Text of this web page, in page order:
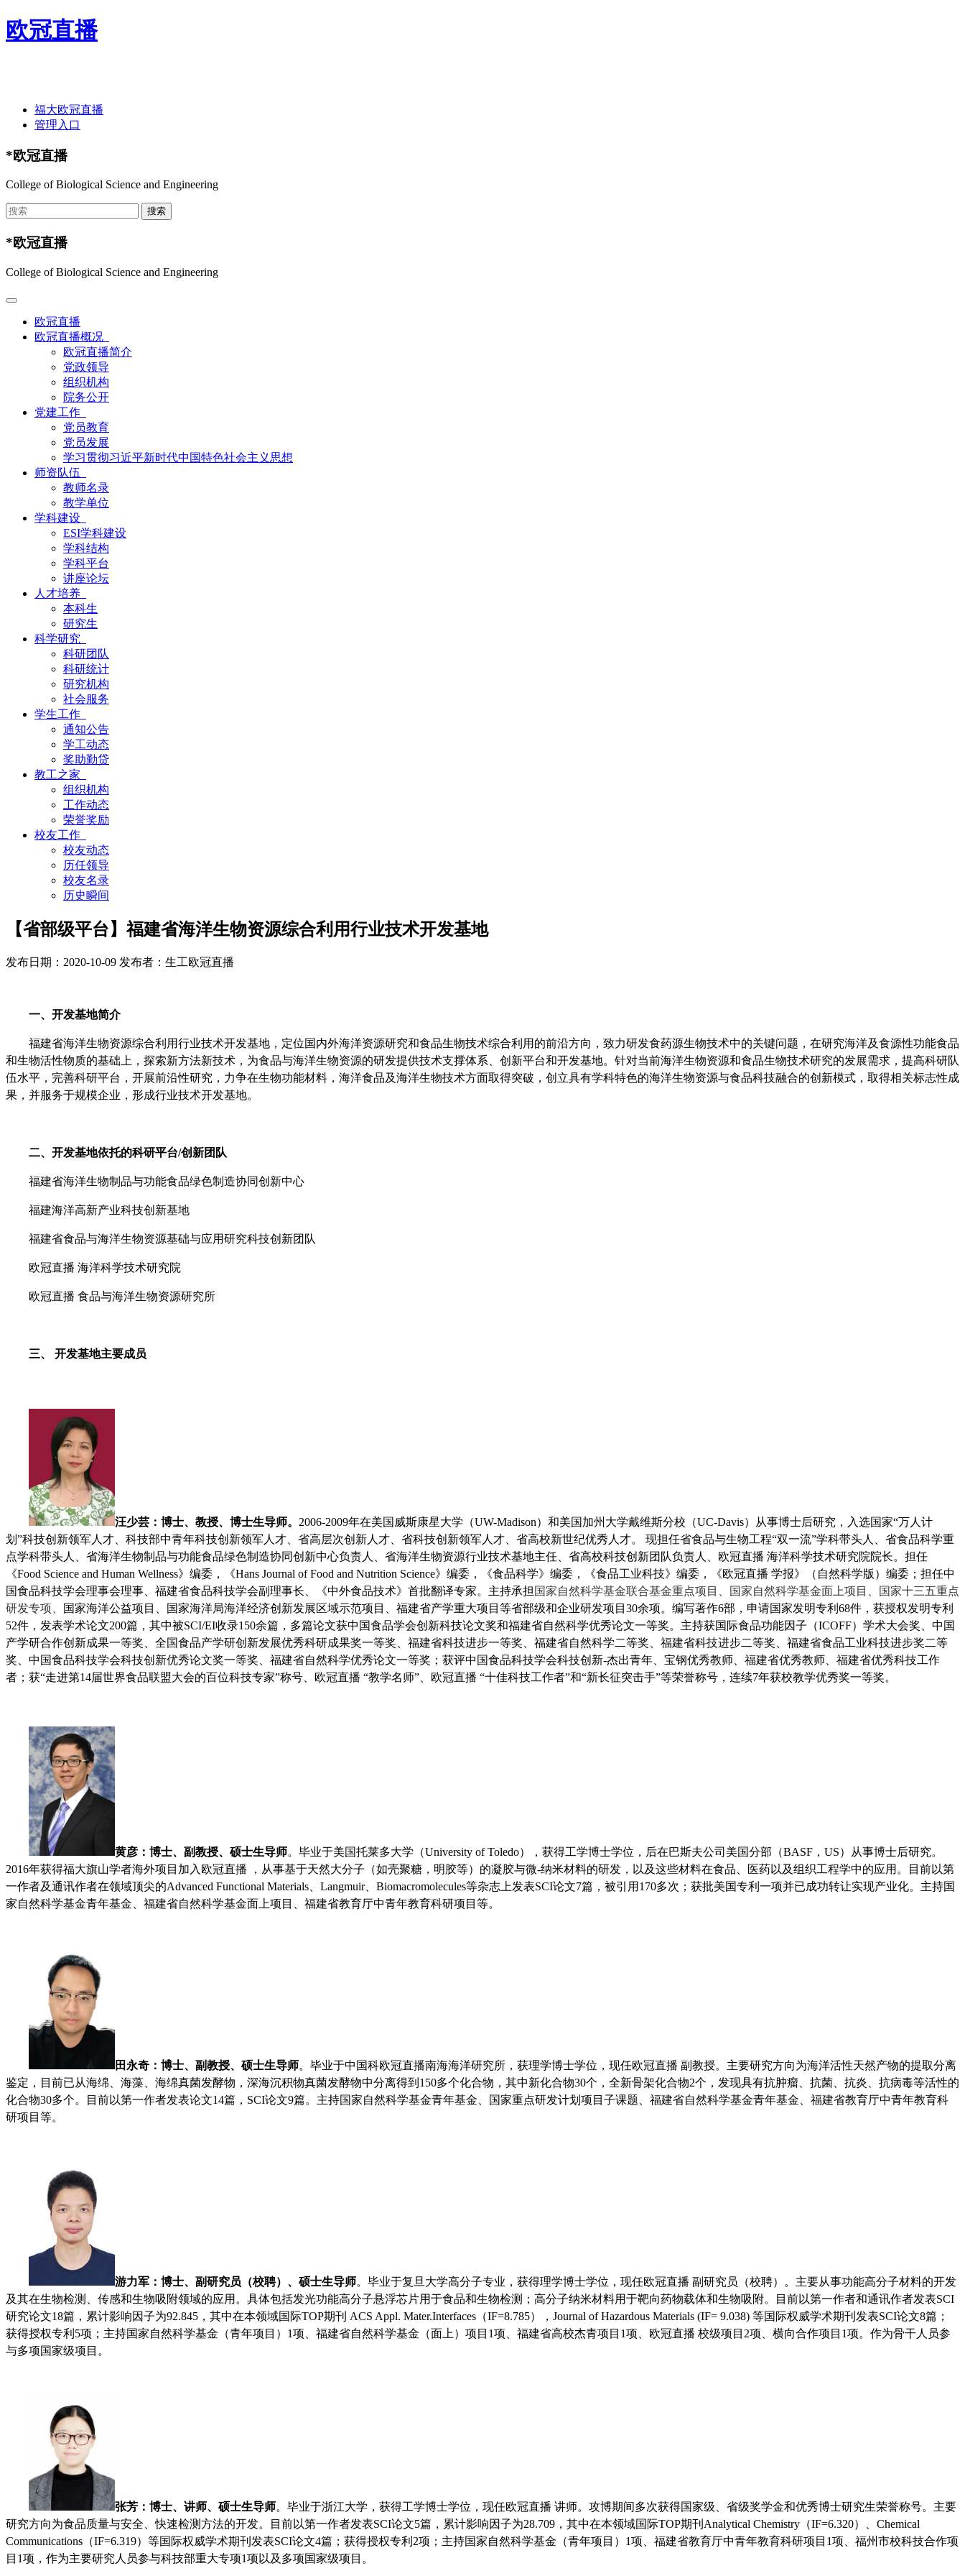
欧冠直播
福大欧冠直播
管理入口
*欧冠直播
College of Biological Science and Engineering
*欧冠直播
College of Biological Science and Engineering
欧冠直播
欧冠直播概况
欧冠直播简介
党政领导
组织机构
院务公开
党建工作
党员教育
党员发展
学习贯彻习近平新时代中国特色社会主义思想
师资队伍
教师名录
教学单位
学科建设
ESI学科建设
学科结构
学科平台
讲座论坛
人才培养
本科生
研究生
科学研究
科研团队
科研统计
研究机构
社会服务
学生工作
通知公告
学工动态
奖助勤贷
教工之家
组织机构
工作动态
荣誉奖励
校友工作
校友动态
历任领导
校友名录
历史瞬间
【省部级平台】福建省海洋生物资源综合利用行业技术开发基地
发布日期：2020-10-09 发布者：生工欧冠直播
一、开发基地简介
福建省海洋生物资源综合利用行业技术开发基地，定位国内外海洋资源研究和食品生物技术综合利用的前沿方向，致力研发食药源生物技术中的关键问题，在研究海洋及食源性功能食品
和生物活性物质的基础上，探索新方法新技术，为食品与海洋生物资源的研发提供技术支撑体系、创新平台和开发基地。针对当前海洋生物资源和食品生物技术研究的发展需求，提高科研队
伍水平，完善科研平台，开展前沿性研究，力争在生物功能材料，海洋食品及海洋生物技术方面取得突破，创立具有学科特色的海洋生物资源与食品科技融合的创新模式，取得相关标志性成
果，并服务于规模企业，形成行业技术开发基地。
二、开发基地依托的科研平台/创新团队
福建省海洋生物制品与功能食品绿色制造协同创新中心
福建海洋高新产业科技创新基地
福建省食品与海洋生物资源基础与应用研究科技创新团队
欧冠直播 海洋科学技术研究院
欧冠直播 食品与海洋生物资源研究所
三、 开发基地主要成员
汪少芸 ： 博士、 教授、 博士生导师。 2006-2009年在美国威斯康星大学（UW-Madison）和美国加州大学戴维斯分校（UC-Davis）从事博士后研究，入选国家“万人计
划”科技创新领军人才、科技部中青年科技创新领军人才、省高层次创新人才、省科技创新领军人才、省高校新世纪优秀人才。 现担任省食品与生物工程“双一流”学科带头人、省食品科学重
点学科带头人、省海洋生物制品与功能食品绿色制造协同创新中心负责人、省海洋生物资源行业技术基地主任、省高校科技创新团队负责人、欧冠直播 海洋科学技术研究院院长。 担任
《Food Science and Human Wellness》编委，《Hans Journal of Food and Nutrition Science》编委，《食品科学》编委，
《食品工业科技》编委 ， 《欧冠直播 学报》（自然科学版）编委 ； 担任中
国食品科技学会理事会理事、 福建省食品科技学会副理事长、 《中外食品技术》首批翻译专家。 主持承担 国家自然科学基金联合基金重点项目、国家自然科学基金面上项目、国家十三五重点
研发专项、
国家海洋公益项目、国家海洋局海洋经济创新发展区域示范项目、福建省产学重大项目等省部级和企业研发项目30余项。 编写著作6部，申请国家发明专利 68件 ，获授权发明专利
52件 ，发表学术论文200篇，其中被SCI/EI收录150余篇，多篇论文获中国食品学会创新科技论文奖和福建省自然科学优秀论文一等奖。主持获国际食品功能因子（ICOFF）学术大会奖、 中国
产学研合作创新成果一等奖、 全国食品产学研创新发展优秀科研成果奖一等奖、福建省科技进步一等奖、福建省自然科学二等奖、福建省科技进步二等奖、 福建省食品工业科技进步奖二等
奖、 中国食品科技学会科技创新优秀论文奖一等奖、福建省自然科学优秀论文一等奖 ；获评中国食品科技学会科技创新-杰出青年、宝钢优秀教师、福建省优秀教师、福建省优秀科技工作
者； 获“走进第14届世界食品联盟大会的百位科技专家”称号 欧冠直播 “教学名师” 欧冠直播 “十佳科技工作者”和“新长征突击手”等荣誉称号，连续7年获校教学优秀奖一等奖。
黄彦：博士、副教授、硕士生导师。 毕业于美国托莱多大学（University of Toledo），获得工学博士学位，后在巴斯夫公司美国分部（BASF，US）从事博士后研究。
2016年获得福大旗山学者海外项目加入欧冠直播 ，从事基于天然大分子（如壳聚糖，明胶等）的凝胶与微-纳米材料的研发，以及这些材料在食品、医药以及组织工程学中的应用。目前以第
一作者及通讯作者在领域顶尖的Advanced Functional Materials、Langmuir、Biomacromolecules等杂志上发表SCI论文7篇，被引用170多次；获批美国专利一项并已成功转让实现产业化。主持国
家自然科学基金青年基金、福建省自然科学基金面上项目、福建省教育厅中青年教育科研项目等。
田永奇 ： 博士、副教授、硕士生导师。 毕业于中国科欧冠直播南海海洋研究所，获理学博士学位，现任欧冠直播 副教授。主要研究方向为海洋活性天然产物的提取分离
鉴定，目前已从海绵、海藻、海绵真菌发酵物，深海沉积物真菌发酵物中分离得到150多个化合物，其中新化合物30个，全新骨架化合物2个，发现具有抗肿瘤、抗菌、抗炎、抗病毒等活性的
化合物30多个。目前以第一作者发表论文14篇，SCI论文9篇。主持国家自然科学基金青年基金、国家重点研发计划项目子课题、福建省自然科学基金青年基金、福建省教育厅中青年教育科
研项目等。
游力军 ： 博士、副研究员（校聘）、硕士生导师。毕业于复旦大学高分子专业，获得理学博士学位，现任欧冠直播 副研究员（校聘）。主要从事功能高分子材料的开发
及其在生物检测、传感和生物吸附领域的应用。具体包括发光功能高分子悬浮芯片用于食品和生物检测；高分子纳米材料用于靶向药物载体和生物吸附。目前以第一作者和通讯作者发表SCI
研究论文18篇，累计影响因子为92.845，其中在本领域国际TOP期刊 ACS Appl. Mater.Interfaces（IF=8.785），Journal of Hazardous Materials (IF= 9.038) 等国际权威学术期刊发表SCI论文8篇；
获得授权专利5项；主持国家自然科学基金（青年项目）1项、福建省自然科学基金（面上）项目1项、福建省高校杰青项目1项、欧冠直播 校级项目2项、横向合作项目1项。作为骨干人员参
与多项国家级项目。
张芳 ： 博士、讲师、硕士生导师。 毕业于浙江大学，获得工学博士学位，现任欧冠直播 讲师。攻博期间多次获得国家级、省级奖学金和优秀博士研究生荣誉称号。主要
研究方向为食品质量与安全、快速检测方法的开发。目前以第一作者发表SCI论文5篇，累计影响因子为28.709，其中在本领域国际TOP期刊Analytical Chemistry（IF=6.320）、Chemical
Communications（IF=6.319）等国际权威学术期刊发表SCI论文4篇；获得授权专利2项；主持国家自然科学基金（青年项目）1项、福建省教育厅中青年教育科研项目1项、福州市校科技合作项
目1项，作为主要研究人员参与科技部重大专项1项以及多项国家级项目。